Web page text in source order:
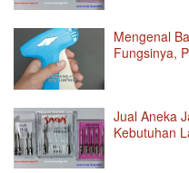
Mengenal
Fungsinya,
Jual Aneka
Kebutuhan